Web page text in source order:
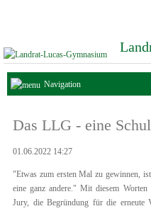
Navigation
Das LLG - eine
01.06.2022 14:27
"Etwas zum ersten Mal zu gewinnen,
eine ganz andere." Mit diesem Worten
Jury, die Begründung für die erneute